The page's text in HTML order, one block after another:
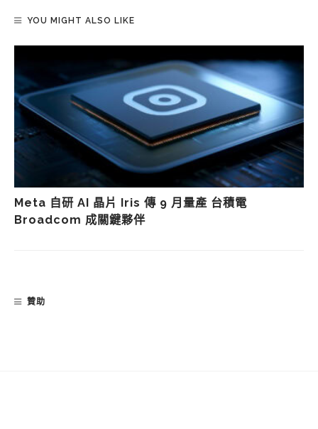
YOU MIGHT ALSO LIKE
Meta 自研 AI 晶片 Iris 傳 9 月量產 台積電
Broadcom 成關鍵夥伴
贊助